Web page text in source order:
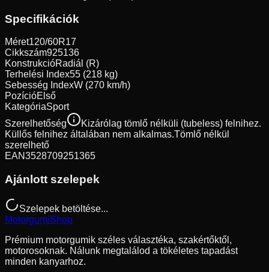
Specifikációk
Méret120/60R17
Cikkszám925136
KonstrukcióRadiál (R)
Terhelési Index55 (218 kg)
Sebesség IndexW (270 km/h)
PozícióElső
KategóriaSport
Szerelhetőség
Kizárólag tömlő nélküli (tubeless) felnihez.
Küllős felnihez általában nem alkalmas.Tömlő nélkül
szerelhető
EAN3528709251365
Ajánlott szelepek
Szelepek betöltése...
MotorgumiShop
Prémium motorgumik széles választéka, szakértőktől,
motorosoknak. Nálunk megtalálod a tökéletes tapadást
minden kanyarhoz.